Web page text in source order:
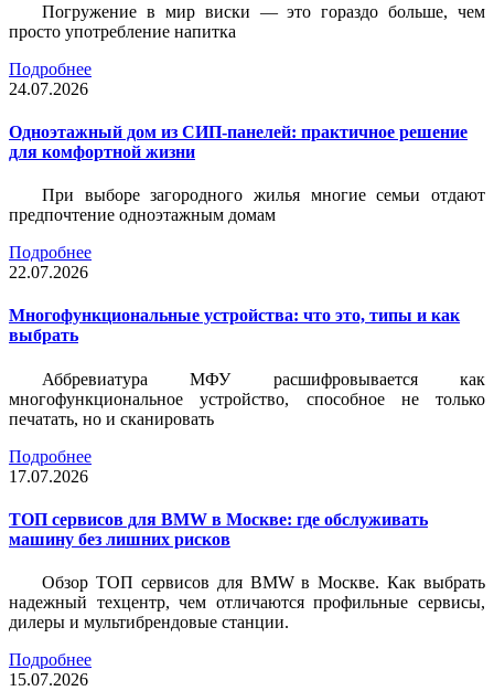
Погружение в мир виски — это гораздо больше, чем
просто употребление напитка
Подробнее
24.07.2026
Одноэтажный дом из СИП-панелей: практичное решение
для комфортной жизни
При выборе загородного жилья многие семьи отдают
предпочтение одноэтажным домам
Подробнее
22.07.2026
Многофункциональные устройства: что это, типы и как
выбрать
Аббревиатура МФУ расшифровывается как
многофункциональное устройство, способное не только
печатать, но и сканировать
Подробнее
17.07.2026
ТОП сервисов для BMW в Москве: где обслуживать
машину без лишних рисков
Обзор ТОП сервисов для BMW в Москве. Как выбрать
надежный техцентр, чем отличаются профильные сервисы,
дилеры и мультибрендовые станции.
Подробнее
15.07.2026